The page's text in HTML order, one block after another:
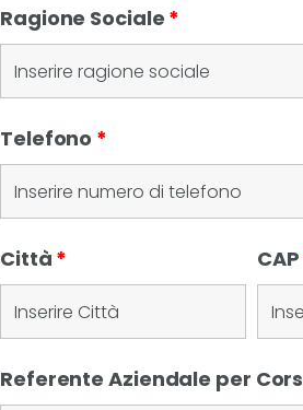
Ragione Sociale *
Telefono *
Città * CAP
Referente Aziendale per